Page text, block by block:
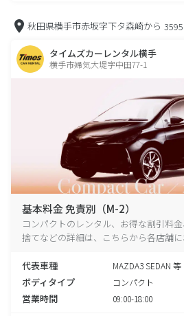
秋田県横手市赤坂字下タ森崎から
タイムズカーレンタル横手
横手市婦気大堤字中田77-1
基本料金 免責別（M-2）
コンパクトのレンタル、お得な割引料
捨てなどの詳細は、こちらから各店舗に
代表車種 MAZDA3 SEDAN 等
ボディタイプ コンパクト
営業時間 09:00-18:00